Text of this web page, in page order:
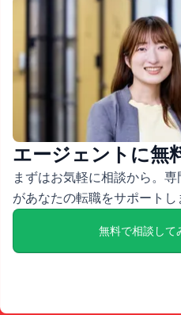
エージェントに無
まずはお気軽に相談から。専
があなたの転職をサポートし
無料で相談して